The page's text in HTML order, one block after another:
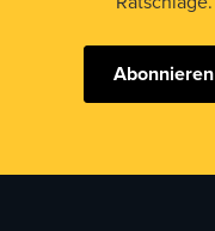
Abonnieren